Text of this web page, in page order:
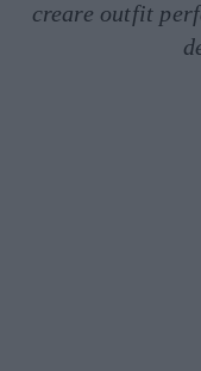
creare outfit